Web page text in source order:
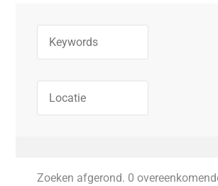
Zoeken afgerond. 0